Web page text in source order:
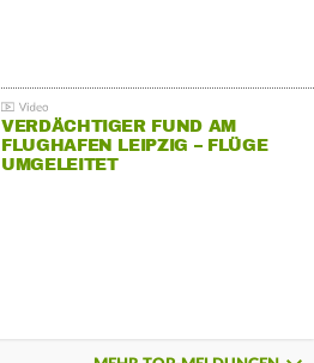
VERDÄCHTIGER FUND AM
FLUGHAFEN LEIPZIG – FLÜGE
UMGELEITET